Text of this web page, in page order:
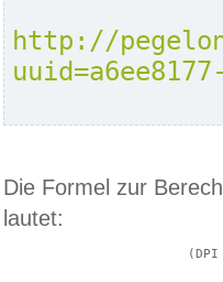
http://
Die Formel zur
lautet: